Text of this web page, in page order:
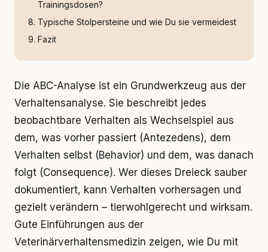
Trainingsdosen?
Typische Stolpersteine und wie Du sie vermeidest
Fazit
Die ABC-Analyse ist ein Grundwerkzeug aus der
Verhaltensanalyse. Sie beschreibt jedes
beobachtbare Verhalten als Wechselspiel aus
dem, was vorher passiert (Antezedens), dem
Verhalten selbst (Behavior) und dem, was danach
folgt (Consequence). Wer dieses Dreieck sauber
dokumentiert, kann Verhalten vorhersagen und
gezielt verändern – tierwohlgerecht und wirksam.
Gute Einführungen aus der
Veterinärverhaltensmedizin zeigen, wie Du mit